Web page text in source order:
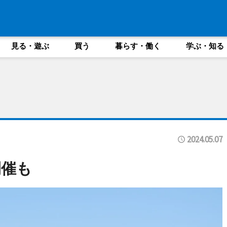
見る・遊ぶ 買う 暮らす・働く 学ぶ・知る
2024.05.07
も